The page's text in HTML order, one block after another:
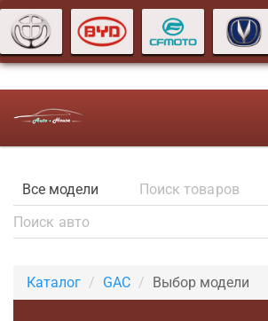
Каталог GAC Выбор модели